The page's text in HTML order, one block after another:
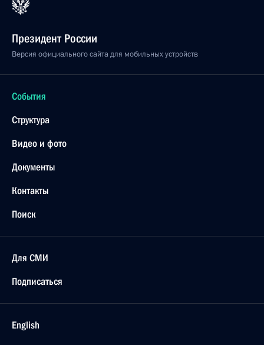
Президент России
Версия официального сайта для мобильных устройств
События
Структура
Видео и фото
Документы
Контакты
Поиск
Для СМИ
Подписаться
English